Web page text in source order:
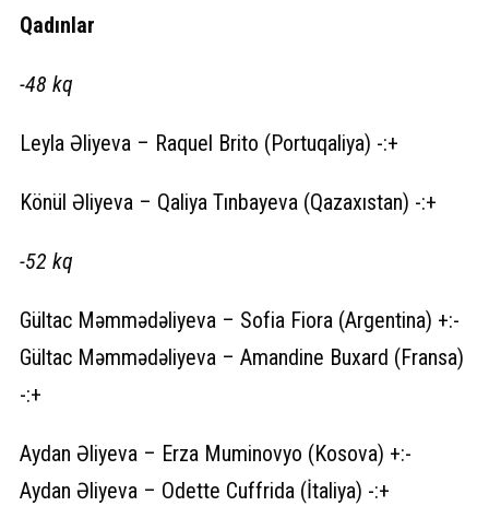
Qadınlar
-48 kq
Leyla Əliyeva – Raquel Brito (Portuqaliya) -:+
Könül Əliyeva – Qaliya Tınbayeva (Qazaxıstan) -:+
-52 kq
Gültac Məmmədəliyeva – Sofia Fiora (Argentina) +:-
Gültac Məmmədəliyeva – Amandine Buxard (Fransa)
-:+
Aydan Əliyeva – Erza Muminovyo (Kosova) +:-
Aydan Əliyeva – Odette Cuffrida (İtaliya) -:+